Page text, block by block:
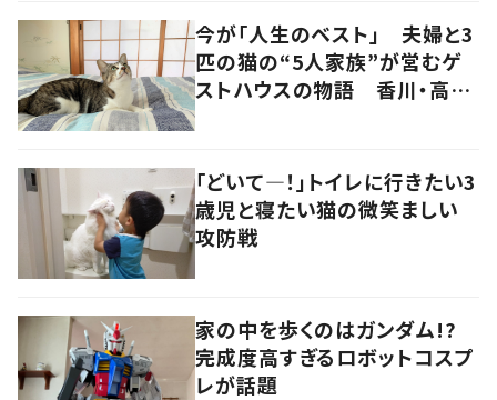
今が「人生のベスト」 夫婦と3
匹の猫の“5人家族”が営むゲ
ストハウスの物語 香川・高松
「どいて―！」トイレに行きたい3
歳児と寝たい猫の微笑ましい
攻防戦
家の中を歩くのはガンダム!?
完成度高すぎるロボットコスプ
レが話題